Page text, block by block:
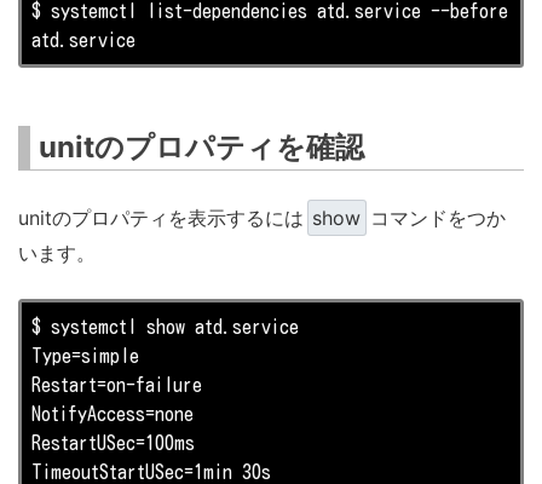
$ systemctl list-dependencies atd.service --before
atd.service
unitのプロパティを確認
unitのプロパティを表示するには show コマンドをつか
います。
$ systemctl show atd.service
Type=simple
Restart=on-failure
NotifyAccess=none
RestartUSec=100ms
TimeoutStartUSec=1min 30s